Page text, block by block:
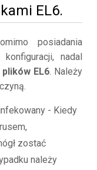
EL6.
posiadania
nadal
EL6. Należy
- Kiedy
zostać
należy